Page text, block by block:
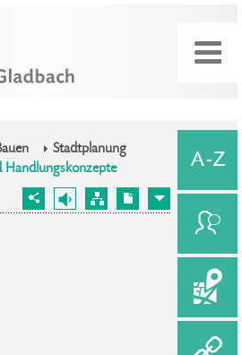
Stadtplanung
Handlungskonzepte